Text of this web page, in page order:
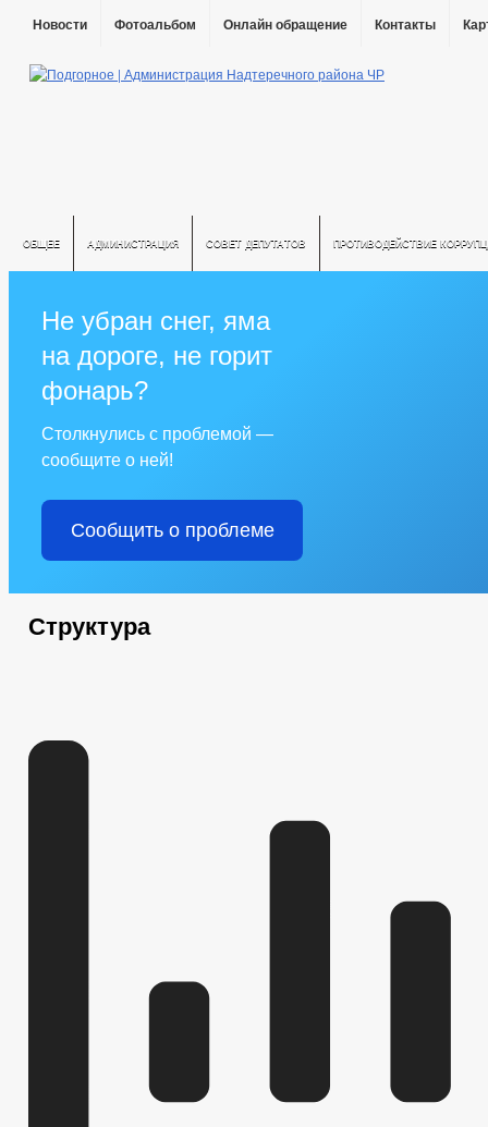
Новости Фотоальбом Онлайн обращение Контакты
ОБЩЕЕ АДМИНИСТРАЦИЯ СОВЕТ ДЕПУТАТОВ ПРОТИВОДЕЙСТВИЕ
Не убран снег, яма
на дороге, не горит
фонарь?
Столкнулись с проблемой —
сообщите о ней!
Сообщить о проблеме
Структура